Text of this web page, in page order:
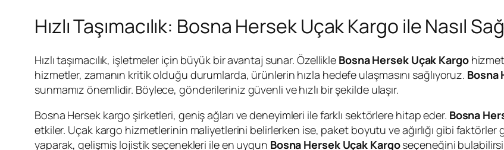
Hızlı Taşımacılık: Bosna Hersek Uçak Kargo ile Nasıl
Hızlı taşımacılık, işletmeler için büyük bir avantaj sunar. Özellikle Bosna Hersek Uçak Kargo
hizmetler, zamanın kritik olduğu durumlarda, ürünlerin hızla hedefe ulaşmasını sağlıyoruz. Bosna
sunmamız önemlidir. Böylece, gönderileriniz güvenli ve hızlı bir şekilde ulaşır.
Bosna Hersek kargo şirketleri, geniş ağları ve deneyimleri ile farklı sektörlere hitap eder. Bosna
etkiler. Uçak kargo hizmetlerinin maliyetlerini belirlerken ise, paket boyutu ve ağırlığı gibi faktörler
yaparak, gelişmiş lojistik seçenekleri ile en uygun Bosna Hersek Uçak Kargoseçeneğini